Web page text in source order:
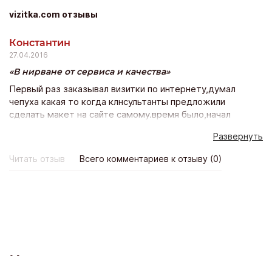
подробных вопросах о сертификации, безопасности и
отвечает девушка Виктория, она правда более
культурна. Их mail – 19112009@bk.ru и
valspree@yaho.com. Дорогие граждане будьте
аккуратны запуская такие компании в свои помещения с
ядохимикатами, могут быть необратимые последствия
для вашего здоровья и окружающих.
vizitka.com отзывы
Константин
27.04.2016
В нирване от сервиса и качества
Первый раз заказывал визитки по интернету,думал
чепуха какая то когда клнсультанты предложили
сделать макет на сайте самому.время было,начал
потратил и сегодня вот курьер уже мне привез визитки!
Класс, я в нирване,жесткие,аккуратные! В общем сайту
зачет!
Развернуть
Читать отзыв Всего комментариев к отзыву (0)